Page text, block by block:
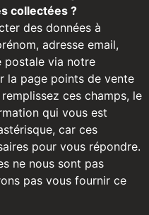
collectées ?
des données à
adresse email,
postale via notre
la page points de vente
ces champs, le
qui vous est
car ces
pour vous répondre.
ne nous sont pas
pas vous fournir ce